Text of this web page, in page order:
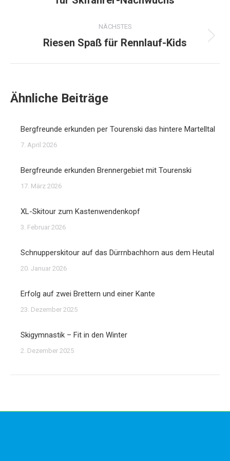
Beitrag:
NÄCHSTES
Nächster
Riesen Spaß für Rennlauf-Kids
Ähnliche Beiträge
Bergfreunde erkunden per Tourenski das hintere Martelltal
7. April 2026
Bergfreunde erkunden Brennergebiet mit Tourenski
17. März 2026
XL-Skitour zum Kastenwendenkopf
3. Februar 2026
Schnupperskitour auf das Dürrnbachhorn aus dem Heutal
20. Januar 2026
Erfolg auf zwei Brettern und einer Kante
23. Dezember 2025
Skigymnastik – Fit in den Winter
2. Dezember 2025